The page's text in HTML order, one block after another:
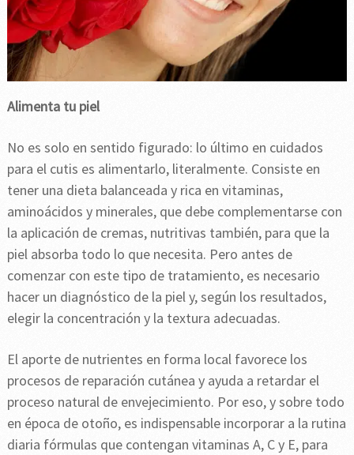
Alimenta tu piel
No es solo en sentido figurado: lo último en cuidados
para el cutis es alimentarlo, literalmente. Consiste en
tener una dieta balanceada y rica en vitaminas,
aminoácidos y minerales, que debe complementarse con
la aplicación de cremas, nutritivas también, para que la
piel absorba todo lo que necesita. Pero antes de
comenzar con este tipo de tratamiento, es necesario
hacer un diagnóstico de la piel y, según los resultados,
elegir la concentración y la textura adecuadas.
El aporte de nutrientes en forma local favorece los
procesos de reparación cutánea y ayuda a retardar el
proceso natural de envejecimiento. Por eso, y sobre todo
en época de otoño, es indispensable incorporar a la rutina
diaria fórmulas que contengan vitaminas A, C y E, para